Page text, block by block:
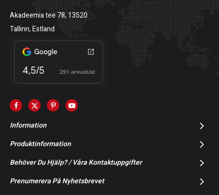
Akadeemia tee 78, 13520
Tallinn, Estland
Information
Produktinformation
Behöver Du Hjälp? / Våra Kontaktuppgifter
Prenumerera På Nyhetsbrevet